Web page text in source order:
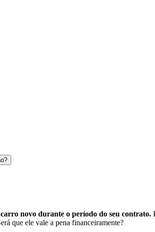
novo durante o período do seu contrato.
que ele vale a pena financeiramente?